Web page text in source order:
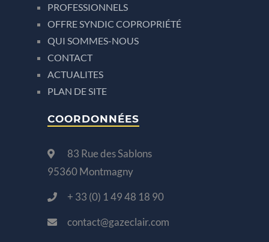
PROFESSIONNELS
OFFRE SYNDIC COPROPRIÉTÉ
QUI SOMMES-NOUS
CONTACT
ACTUALITES
PLAN DE SITE
COORDONNÉES
83 Rue des Sablons
95360 Montmagny
+ 33 (0) 1 49 48 18 90
contact@gazeclair.com